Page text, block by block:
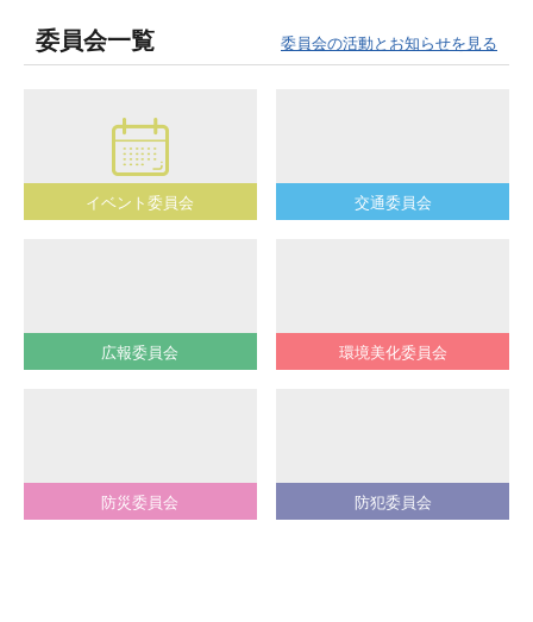
委員会一覧 委員会の活動とお知らせを見る
イベント委員会 交通委員会
広報委員会 環境美化委員会
防災委員会 防犯委員会